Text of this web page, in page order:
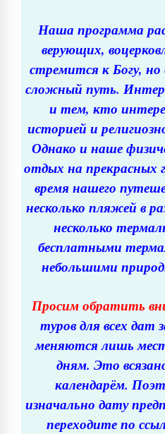
Наша программа
верующих,
стремится к Богу,
сложный путь.
и тем, кто
историей и
Однако и наше
отдых на прекрасных
время нашего
несколько пляжей в
несколько
бесплатными
небольшими
Просим обратить
туров для всех дат
меняются лишь
дням. Это
календарём.
изначально дату
переходите по